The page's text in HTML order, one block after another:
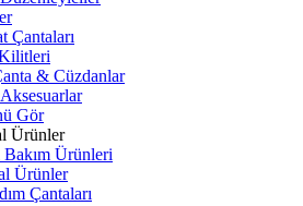
Çantaları
& Cüzdanlar
Gör
Ürünler
Ürünleri
Ürünler
Çantaları